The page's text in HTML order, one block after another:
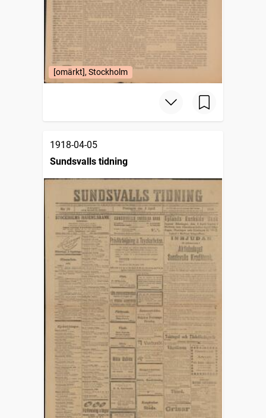
[omärkt], Stockholm
1918-04-05
Sundsvalls tidning